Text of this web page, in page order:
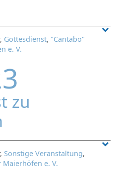
Gottesdienst, "Cantabo"
e. V.
zu
Sonstige Veranstaltung,
Maierhöfen e. V.